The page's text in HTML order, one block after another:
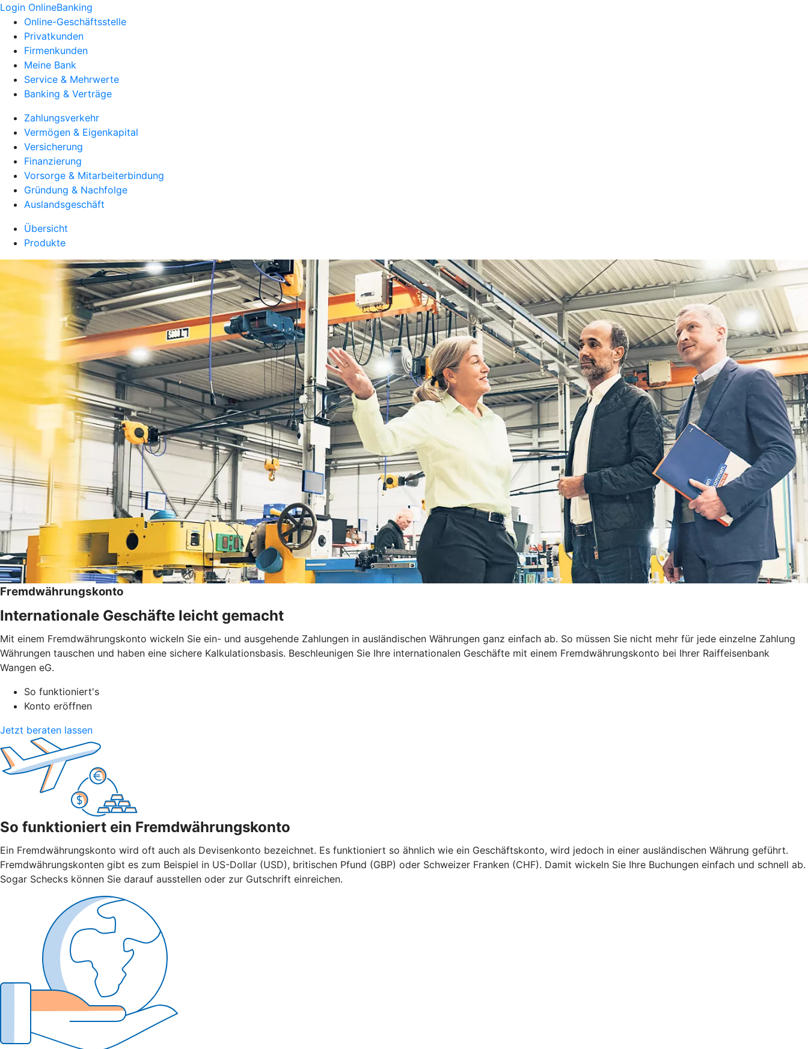
Login OnlineBanking
Online-Geschäftsstelle
Privatkunden
Firmenkunden
Meine Bank
Service & Mehrwerte
Banking & Verträge
Zahlungsverkehr
Vermögen & Eigenkapital
Versicherung
Finanzierung
Vorsorge & Mitarbeiterbindung
Gründung & Nachfolge
Auslandsgeschäft
Übersicht
Produkte
Fremdwährungskonto
Internationale Geschäfte leicht gemacht
Mit einem Fremdwährungskonto wickeln Sie ein- und ausgehende Zahlungen in ausländischen Währungen ganz einfach ab. So müssen Sie nicht mehr für jede einzelne Zahlung
Währungen tauschen und haben eine sichere Kalkulationsbasis. Beschleunigen Sie Ihre internationalen Geschäfte mit einem Fremdwährungskonto bei Ihrer Raiffeisenbank
Wangen eG.
So funktioniert's
Konto eröffnen
Jetzt beraten lassen
So funktioniert ein Fremdwährungskonto
Ein Fremdwährungskonto wird oft auch als Devisenkonto bezeichnet. Es funktioniert so ähnlich wie ein Geschäftskonto, wird jedoch in einer ausländischen Währung geführt.
Fremdwährungskonten gibt es zum Beispiel in US-Dollar (USD), britischen Pfund (GBP) oder Schweizer Franken (CHF). Damit wickeln Sie Ihre Buchungen einfach und schnell ab.
Sogar Schecks können Sie darauf ausstellen oder zur Gutschrift einreichen.